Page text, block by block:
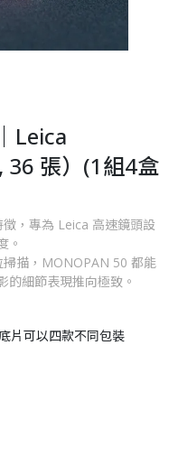
Leica
36 張）(1組4盒
，專為 Leica 高速鏡頭設
。
描，MONOPAN 50 都能
的細節表現推向極致。
片可以四款不同包裝